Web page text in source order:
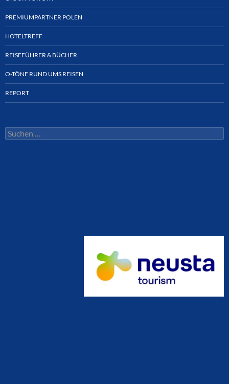
PREMIUMPARTNER POLEN
HOTELTREFF
REISEFÜHRER & BÜCHER
O-TÖNE RUND UMS REISEN
REPORT
Suchen
nach: